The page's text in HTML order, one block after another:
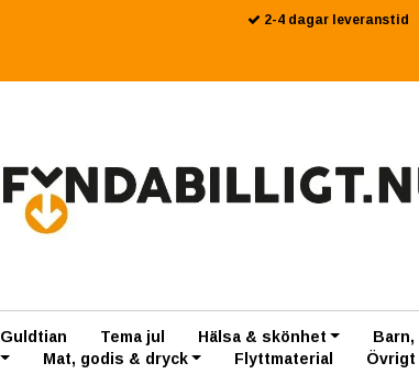
2-4 dagar leveranstid
Guldtian Tema jul Hälsa & skönhet Barn,
Mat, godis & dryck Flyttmaterial Övrigt